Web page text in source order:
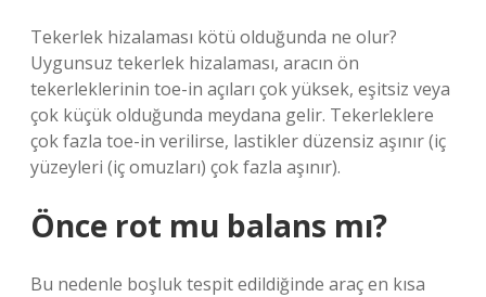
Tekerlek hizalaması kötü olduğunda ne olur?
Uygunsuz tekerlek hizalaması, aracın ön
tekerleklerinin toe-in açıları çok yüksek, eşitsiz veya
çok küçük olduğunda meydana gelir. Tekerleklere
çok fazla toe-in verilirse, lastikler düzensiz aşınır (iç
yüzeyleri (iç omuzları) çok fazla aşınır).
Önce rot mu balans mı?
Bu nedenle boşluk tespit edildiğinde araç en kısa